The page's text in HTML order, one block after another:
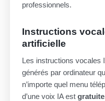
professionnels.
Instructions
artificielle
Les instructions vocales
générés par ordinateur
n’importe quel menu
d’une voix IA est gratuite